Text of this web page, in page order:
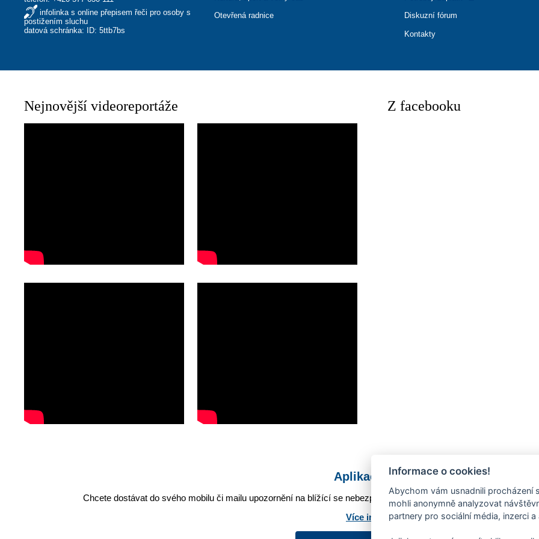
infolinka s online přepisem řeči pro osoby s
postižením sluchu
datová schránka: ID: 5ttb7bs
Otevřená radnice Diskuzní fórum
Kontakty
Nejnovější videoreportáže Z facebooku
Aplikace Mobilní rozhlas
Chcete dostávat do svého mobilu či mailu upozornění na blížící se nebezpečí, odstávky, poruchy a výpadky
Více informací o aplikaci
Informace o cookies!
Abychom vám usnadnili procházení
mohli anonymně analyzovat
partnery pro sociální média, inzerci a